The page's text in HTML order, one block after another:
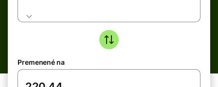
Premenené na